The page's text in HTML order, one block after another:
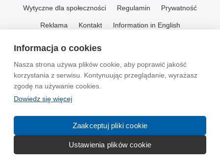
Informacja o cookies
Nasza strona używa plików cookie, aby poprawić jakość
korzystania z serwisu. Kontynuując przeglądanie, wyrażasz
zgodę na używanie cookies.
Dowiedz się więcej
Zaakceptuj pliki cookie
Ustawienia plików cookie
Wytyczne dla społeczności Regulamin Prywatność
Reklama Kontakt Information in English
© 2004-2026 Emito.net